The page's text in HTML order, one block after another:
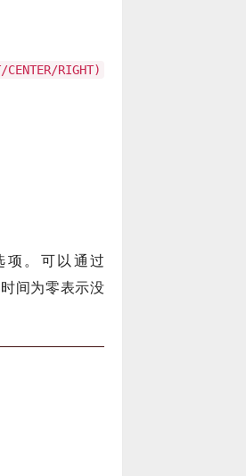
RIGHT)
项。可以通过
间为零表示没